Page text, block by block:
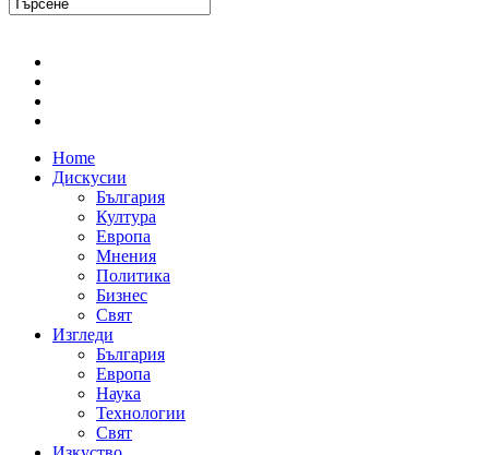
Home
Дискусии
България
Култура
Европа
Мнения
Политика
Бизнес
Свят
Изгледи
България
Европа
Наука
Технологии
Свят